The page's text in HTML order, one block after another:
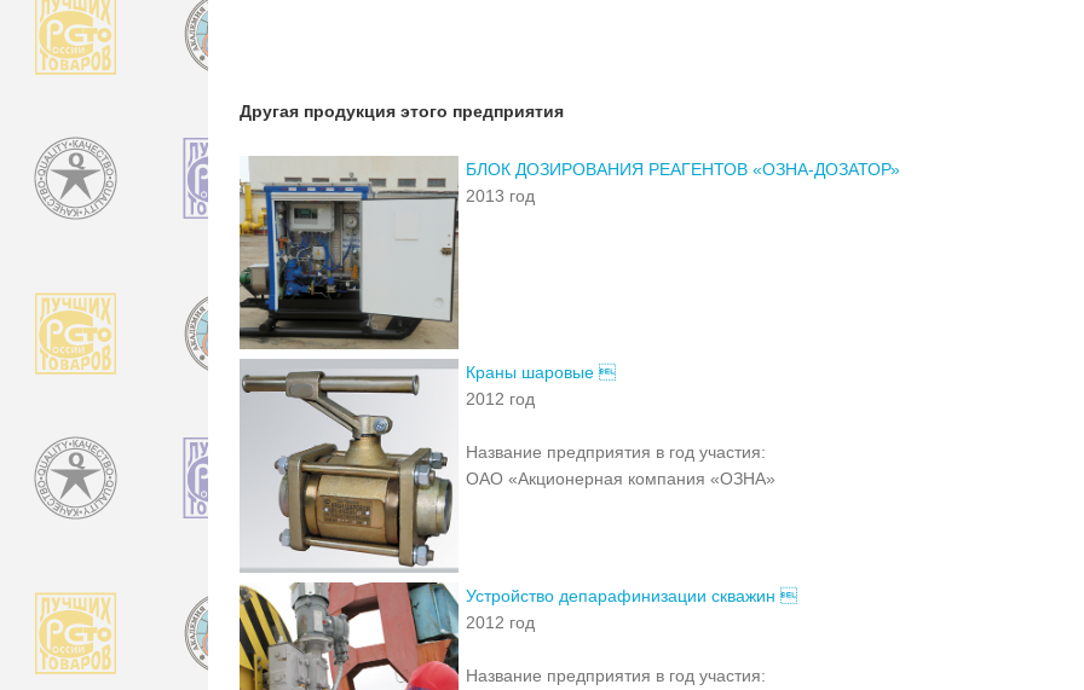
Другая продукция этого предприятия
БЛОК ДОЗИРОВАНИЯ РЕАГЕНТОВ «ОЗНА-ДОЗАТОР»
2013 год
Краны шаровые 
2012 год
Название предприятия в год участия:
ОАО «Акционерная компания «ОЗНА»
Устройство депарафинизации скважин 
2012 год
Название предприятия в год участия: